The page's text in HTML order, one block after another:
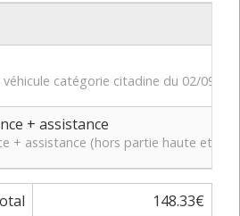
catégorie citadine du 02/09/
+ assistance
+ assistance (hors partie haute et
148.33€